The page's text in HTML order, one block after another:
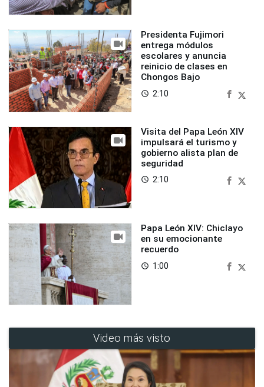
Presidenta Fujimori
entrega módulos
escolares y anuncia
reinicio de clases en
Chongos Bajo
access_time 2:10
Visita del Papa León XIV
impulsará el turismo y
gobierno alista plan de
seguridad
access_time 2:10
Papa León XIV: Chiclayo
en su emocionante
recuerdo
access_time 1:00
Video más visto